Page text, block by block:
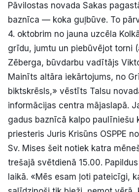
Pāvilostas novada Sakas
baznīca — koka guļbūve. To
4. oktobrim no jauna uzcēla
grīdu, jumtu un piebūvējot torni
Zēberga, būvdarbu vadītājs
Mainīts altāra iekārtojums, no
biktskrēsls,» vēstīts Talsu
informācijas centra mājaslapā.
gadus baznīcā kalpo paulīniešu
priesteris Juris Krisūns OSPPE
Sv. Mises šeit notiek katra
trešajā svētdienā 15.00.
laikā. «Mēs esam ļoti pateicīgi,